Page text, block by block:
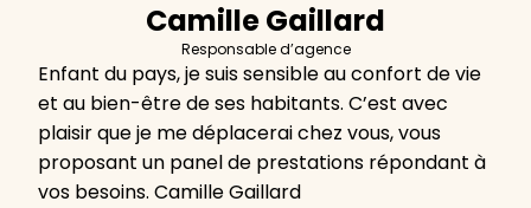
Camille Gaillard
Responsable d’agence
Enfant du pays, je suis sensible au confort de vie
et au bien-être de ses habitants. C’est avec
plaisir que je me déplacerai chez vous, vous
proposant un panel de prestations répondant à
vos besoins. Camille Gaillard